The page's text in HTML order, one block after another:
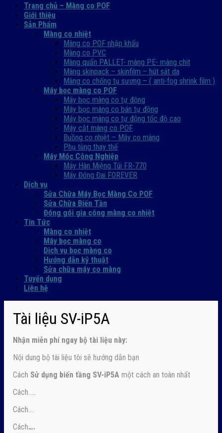
Trang chủ – Màng co POF
Giới thiệu
Sản Phẩm
Màng co nhiệt
Màng co POF nhập khẩu
Màng co PVC
Màng quấn PALLET- màng PE- màng chit
Màng skinpack – skinfilm – hút sát da
Màng co chống tụ sương – ( anti-fog shrink film )
Máy bọc màng co POF
Máy bọc màng co tự động
Máy bọc màng co bán tự động
Máy bọc màng co tự động tốc độ cao
Máy cắt màng co POF
Buồng co nhiệt – Máy co màng
Phụ tùng thay thế
Máy Móc Công Nghiệp
Máy Hàn Miệng Túi FR-770
Máy Đóng Đai FOREVER
Dịch vụ
Sửa Chữa Máy Bọc Màng Co POF
Sửa Chữa Biến Tần
Đóng gói gia công màng co nhiệt
Tin Tức
Màng co nhiệt
Máy bọc màng co
Dich vụ bọc màng co
Hướng dẫn kỹ thuật
Sửa chữa máy co màng
Tuyển dụng
Liên hệ
Tài liệu SV-iP5A
Nhận miễn phí ngay bộ tài liệu này:
Nội dung bộ tài liệu tôi sẽ hướng dẫn bạn
Cách Sử dụng biến tầng SV-iP5A một cách an toàn nhất
Cách…..
Cách….
Cách….